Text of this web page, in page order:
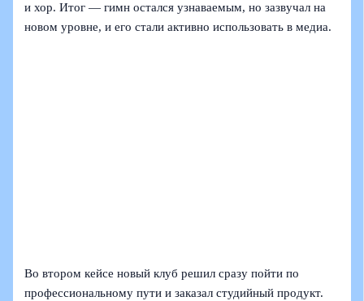
и хор. Итог — гимн остался узнаваемым, но зазвучал на
новом уровне, и его стали активно использовать в медиа.
Во втором кейсе новый клуб решил сразу пойти по
профессиональному пути и заказал студийный продукт.